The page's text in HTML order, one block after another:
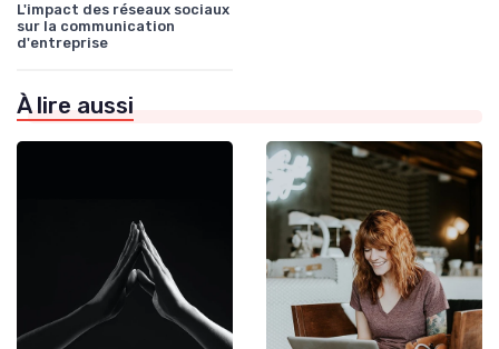
L'impact des réseaux sociaux
sur la communication
d'entreprise
À lire aussi